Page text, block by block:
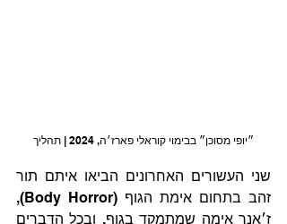
״יופי מסוכן״ בבימוי קוראלי פארז׳ה, 2024 | תהליך